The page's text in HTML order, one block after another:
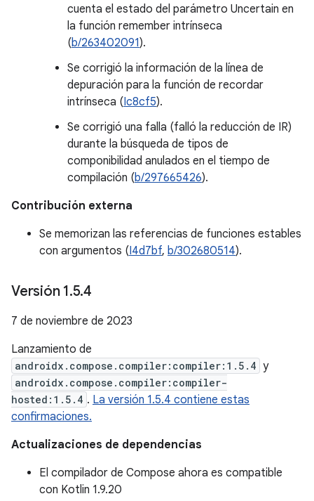
cuenta el estado del parámetro Uncertain en
la función remember intrínseca
(b/263402091).
Se corrigió la información de la línea de
depuración para la función de recordar
intrínseca (Ic8cf5).
Se corrigió una falla (falló la reducción de IR)
durante la búsqueda de tipos de
componibilidad anulados en el tiempo de
compilación (b/297665426).
Contribución externa
Se memorizan las referencias de funciones estables
con argumentos (I4d7bf, b/302680514).
Versión 1.5.4
7 de noviembre de 2023
Lanzamiento de
androidx.compose.compiler:compiler:1.5.4 y
androidx.compose.compiler:compiler-
hosted:1.5.4 . La versión 1.5.4 contiene estas
confirmaciones.
Actualizaciones de dependencias
El compilador de Compose ahora es compatible
con Kotlin 1.9.20